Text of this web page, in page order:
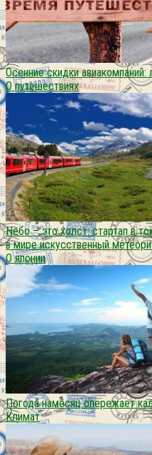
Осенние скидки авиакомпаний:
О путешествиях
Небо – это холст: стартап в
в мире искусственный
О японии
Погода намесяц опережает
Климат